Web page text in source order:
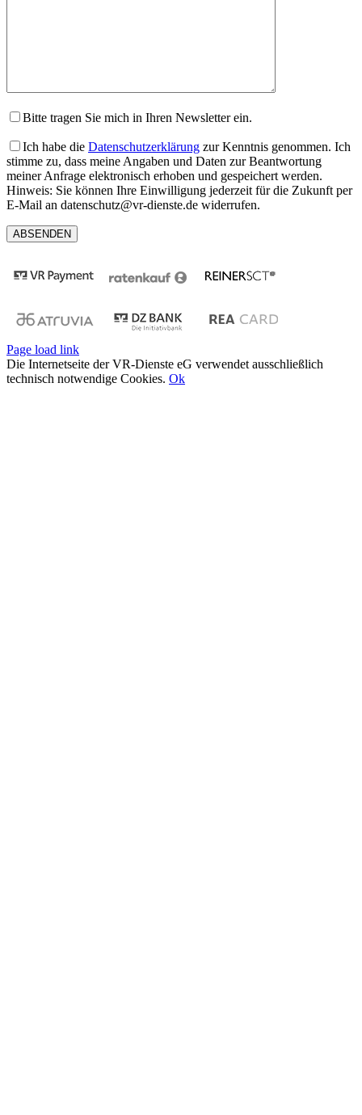
Bitte tragen Sie mich in Ihren Newsletter ein.
Ich habe die Datenschutzerklärung zur Kenntnis genommen. Ich
stimme zu, dass meine Angaben und Daten zur Beantwortung
meiner Anfrage elektronisch erhoben und gespeichert werden.
Hinweis: Sie können Ihre Einwilligung jederzeit für die Zukunft per
E-Mail an datenschutz@vr-dienste.de widerrufen.
Page load link
Die Internetseite der VR-Dienste eG verwendet ausschließlich
technisch notwendige Cookies. Ok